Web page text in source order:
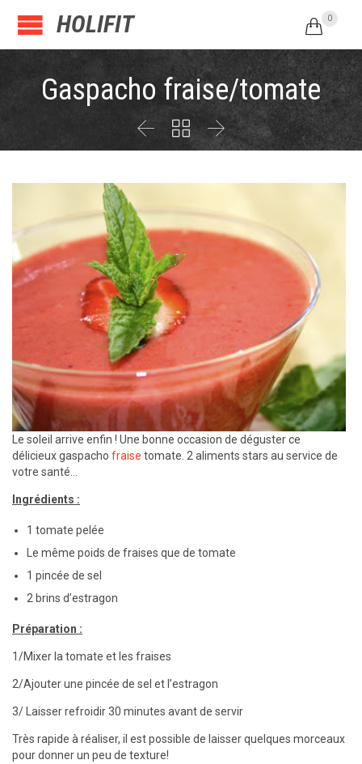
HOLIFIT  0
Gaspacho fraise/tomate
  
Le soleil arrive enfin ! Une bonne occasion de déguster ce
délicieux gaspacho fraise tomate. 2 aliments stars au service de
votre santé…
Ingrédients :
1 tomate pelée
Le même poids de fraises que de tomate
1 pincée de sel
2 brins d’estragon
Préparation :
1/Mixer la tomate et les fraises
2/Ajouter une pincée de sel et l’estragon
3/ Laisser refroidir 30 minutes avant de servir
Très rapide à réaliser, il est possible de laisser quelques morceaux
pour donner un peu de texture!